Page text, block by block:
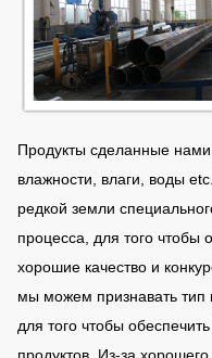
Продукты сделанные
влажности, влаги, воды
редкой земли
процесса, для того чтобы
хорошие качество и
мы можем признавать тип
для того чтобы